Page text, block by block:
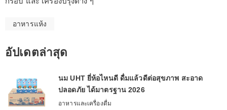
อาหารแห้ง
อัปเดตล่าสุด
นม UHT ยี่ห้อไหนดี ดื่มแล้วดีต่อสุขภาพ สะอาด
ปลอดภัย ได้มาตรฐาน 2026
อาหารและเครื่องดื่ม